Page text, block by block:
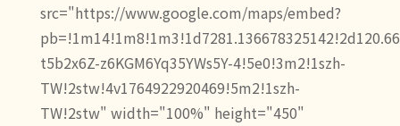
src="https://www.google.com/maps/embed?
t5b2x6Z-z6KGM6Yq35YWs5Y-4!5e0!3m2!1szh-
TW!2stw!4v1764922920469!5m2!1szh-
TW!2stw" width="100%" height="450"